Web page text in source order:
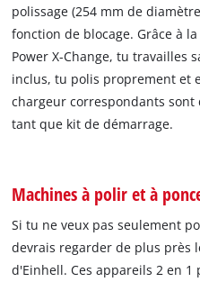
polissage (254 mm de
fonction de blocage. Grâce à
Power X-Change, tu travailles
inclus, tu polis proprement et
chargeur correspondants
tant que kit de démarrage.
Machines à polir et à
Si tu ne veux pas seulement
devrais regarder de plus près
d'Einhell. Ces appareils 2 en